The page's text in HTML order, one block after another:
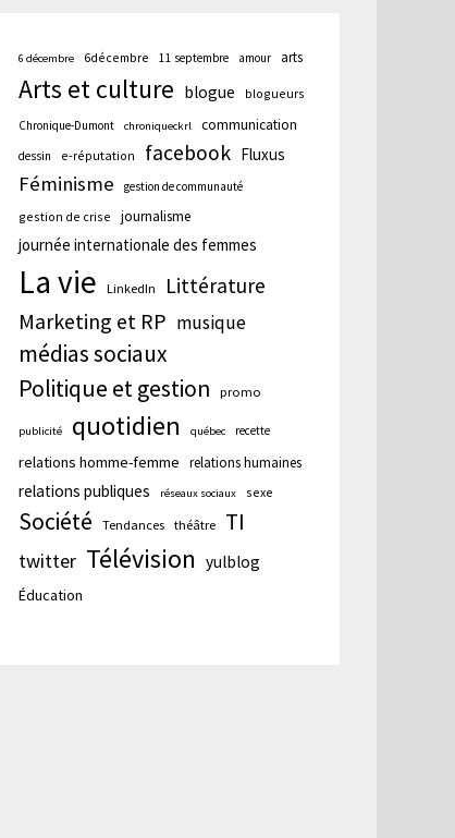
6 décembre 6décembre 11 septembre amour arts
Arts et culture blogue blogueurs
Chronique-Dumont chroniqueckrl communication
dessin e-réputation facebook Fluxus
Féminisme gestion de communauté
gestion de crise journalisme
journée internationale des femmes
La vie LinkedIn Littérature
Marketing et RP musique
médias sociaux
Politique et gestion
promo
publicité quotidien québec recette
relations homme-femme relations humaines
relations publiques réseaux sociaux sexe
Société Tendances théâtre TI
twitter Télévision yulblog
Éducation